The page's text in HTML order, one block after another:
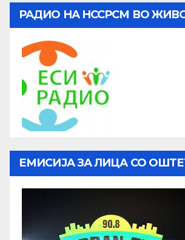
РАДИО НА НССРСМ ВО
ЕМИСИЈА ЗА ЛИЦА СО